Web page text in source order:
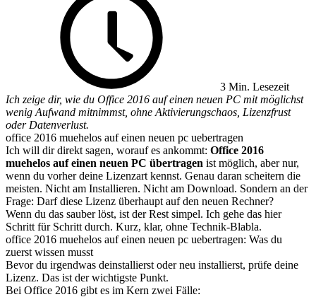
3 Min. Lesezeit
Ich zeige dir, wie du Office 2016 auf einen neuen PC mit möglichst
wenig Aufwand mitnimmst, ohne Aktivierungschaos, Lizenzfrust
oder Datenverlust.
office 2016 muehelos auf einen neuen pc uebertragen
Ich will dir direkt sagen, worauf es ankommt: Office 2016
muehelos auf einen neuen PC übertragen ist möglich, aber nur,
wenn du vorher deine Lizenzart kennst. Genau daran scheitern die
meisten. Nicht am Installieren. Nicht am Download. Sondern an der
Frage: Darf diese Lizenz überhaupt auf den neuen Rechner?
Wenn du das sauber löst, ist der Rest simpel. Ich gehe das hier
Schritt für Schritt durch. Kurz, klar, ohne Technik-Blabla.
office 2016 muehelos auf einen neuen pc uebertragen: Was du
zuerst wissen musst
Bevor du irgendwas deinstallierst oder neu installierst, prüfe deine
Lizenz. Das ist der wichtigste Punkt.
Bei Office 2016 gibt es im Kern zwei Fälle: